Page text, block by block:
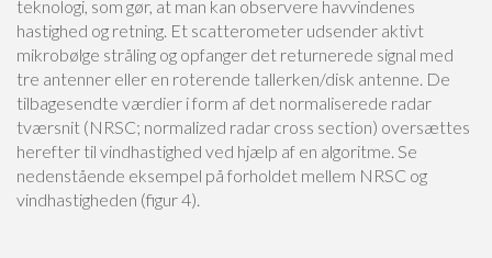
teknologi, som gør, at man kan observere havvindenes
hastighed og retning. Et scatterometer udsender aktivt
mikrobølge stråling og opfanger det returnerede signal med
tre antenner eller en roterende tallerken/disk antenne. De
tilbagesendte værdier i form af det normaliserede radar
tværsnit (NRSC; normalized radar cross section) oversættes
herefter til vindhastighed ved hjælp af en algoritme. Se
nedenstående eksempel på forholdet mellem NRSC og
vindhastigheden (figur 4).